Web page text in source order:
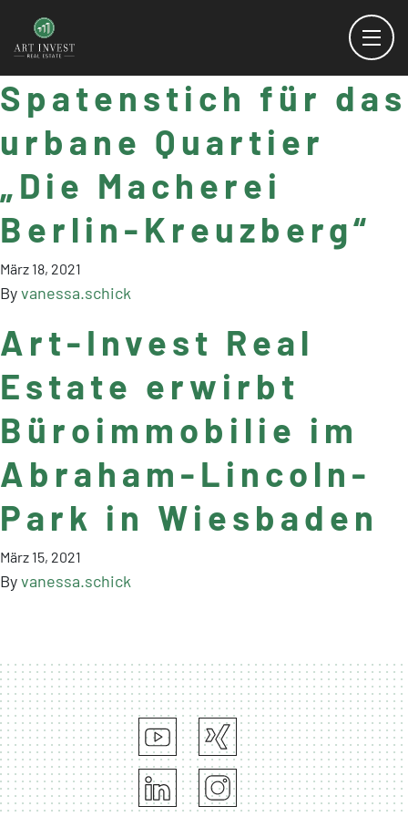
Spatenstich für das
urbane Quartier
„Die Macherei
Berlin-Kreuzberg“
März 18, 2021
Byvanessa.schick
Art-Invest Real
Estate erwirbt
Büroimmobilie im
Abraham-Lincoln-
Park in Wiesbaden
März 15, 2021
Byvanessa.schick